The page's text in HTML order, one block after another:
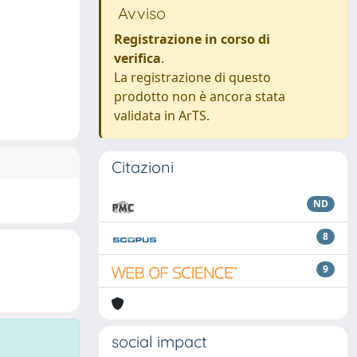
Avviso
Registrazione in corso di
verifica.
La registrazione di questo
prodotto non è ancora stata
validata in ArTS.
Citazioni
ND
8
9
social impact